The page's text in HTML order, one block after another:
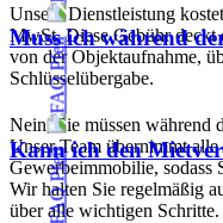
Unsere Dienstleistung
MwSt. Diese Gebühr deckt
von der Objektaufnahme,
Schlüsselübergabe.
Muss ich während
Nein, Sie müssen während
Unser Team übernimmt
Gewerbeimmobilie, sodass
Wir halten Sie regelmäßig
über alle wichtigen Schritte.
Kann ich den